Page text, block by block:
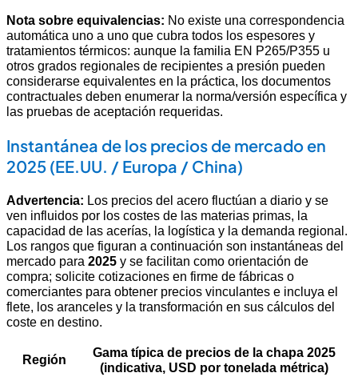
Nota sobre equivalencias: No existe una correspondencia
automática uno a uno que cubra todos los espesores y
tratamientos térmicos: aunque la familia EN P265/P355 u
otros grados regionales de recipientes a presión pueden
considerarse equivalentes en la práctica, los documentos
contractuales deben enumerar la norma/versión específica y
las pruebas de aceptación requeridas.
Instantánea de los precios de mercado en
2025 (EE.UU. / Europa / China)
Advertencia: Los precios del acero fluctúan a diario y se
ven influidos por los costes de las materias primas, la
capacidad de las acerías, la logística y la demanda regional.
Los rangos que figuran a continuación son instantáneas del
mercado para 2025 y se facilitan como orientación de
compra; solicite cotizaciones en firme de fábricas o
comerciantes para obtener precios vinculantes e incluya el
flete, los aranceles y la transformación en sus cálculos del
coste en destino.
Región
Gama típica de precios de la chapa 2025
(indicativa, USD por tonelada métrica)